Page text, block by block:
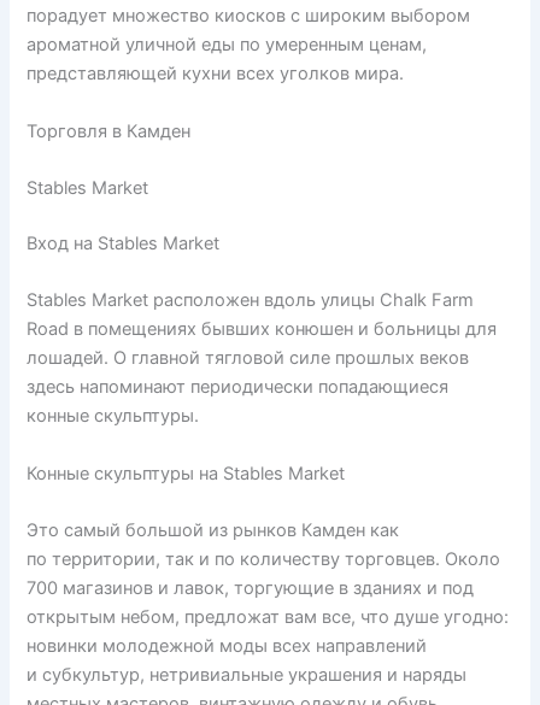
порадует множество киосков с широким выбором
ароматной уличной еды по умеренным ценам,
представляющей кухни всех уголков мира.
Торговля в Камден
Stables Market
Вход на Stables Market
Stables Market расположен вдоль улицы Chalk Farm
Road в помещениях бывших конюшен и больницы для
лошадей. О главной тягловой силе прошлых веков
здесь напоминают периодически попадающиеся
конные скульптуры.
Конные скульптуры на Stables Market
Это самый большой из рынков Камден как
по территории, так и по количеству торговцев. Около
700 магазинов и лавок, торгующие в зданиях и под
открытым небом, предложат вам все, что душе угодно:
новинки молодежной моды всех направлений
и субкультур, нетривиальные украшения и наряды